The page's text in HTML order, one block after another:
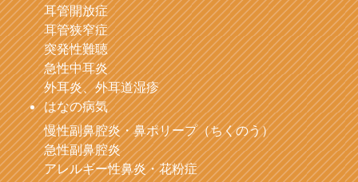
耳管開放症
耳管狭窄症
突発性難聴
急性中耳炎
外耳炎、外耳道湿疹
はなの病気
慢性副鼻腔炎・鼻ポリープ（ちくのう）
急性副鼻腔炎
アレルギー性鼻炎・花粉症